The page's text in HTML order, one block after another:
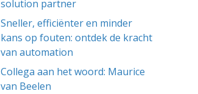
solution partner
Sneller, efficiënter en minder
kans op fouten: ontdek de kracht
van automation
Collega aan het woord: Maurice
van Beelen